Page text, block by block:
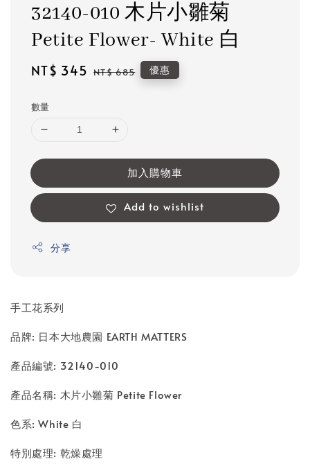
32140-010 木片小雛菊
Petite Flower- White 白
Sale
NT$ 345 Regular
NT$ 685 優惠
數量
加入購物車
Add to wishlist
分享
手工花系列
品牌: 日本大地農園 EARTH MATTERS
產品編號: 32140-010
產品名稱: 木片小雛菊 Petite Flower
色系: White 白
特別處理: 乾燥處理